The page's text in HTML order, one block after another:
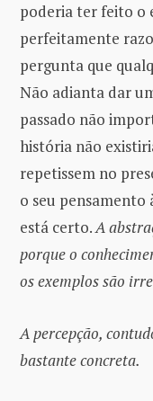
poderia ter feito o
perfeitamente
pergunta que
Não adianta dar
passado não
história não
repetissem no
o seu pensamento
está certo.A
porque o
os exemplos são
A percepção,
bastante concreta.